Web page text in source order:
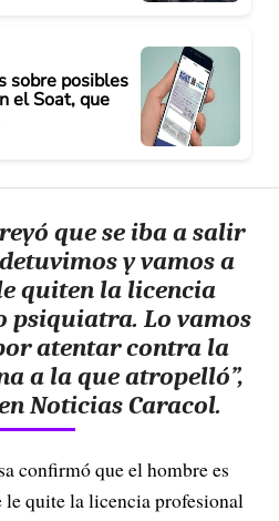
sobre posibles
el Soat, que
que se iba a salir
y vamos a
quiten la licencia
psiquiatra. Lo vamos
atentar contra la
a la que atropelló”,
Noticias Caracol.
confirmó que el hombre es
quite la licencia profesional